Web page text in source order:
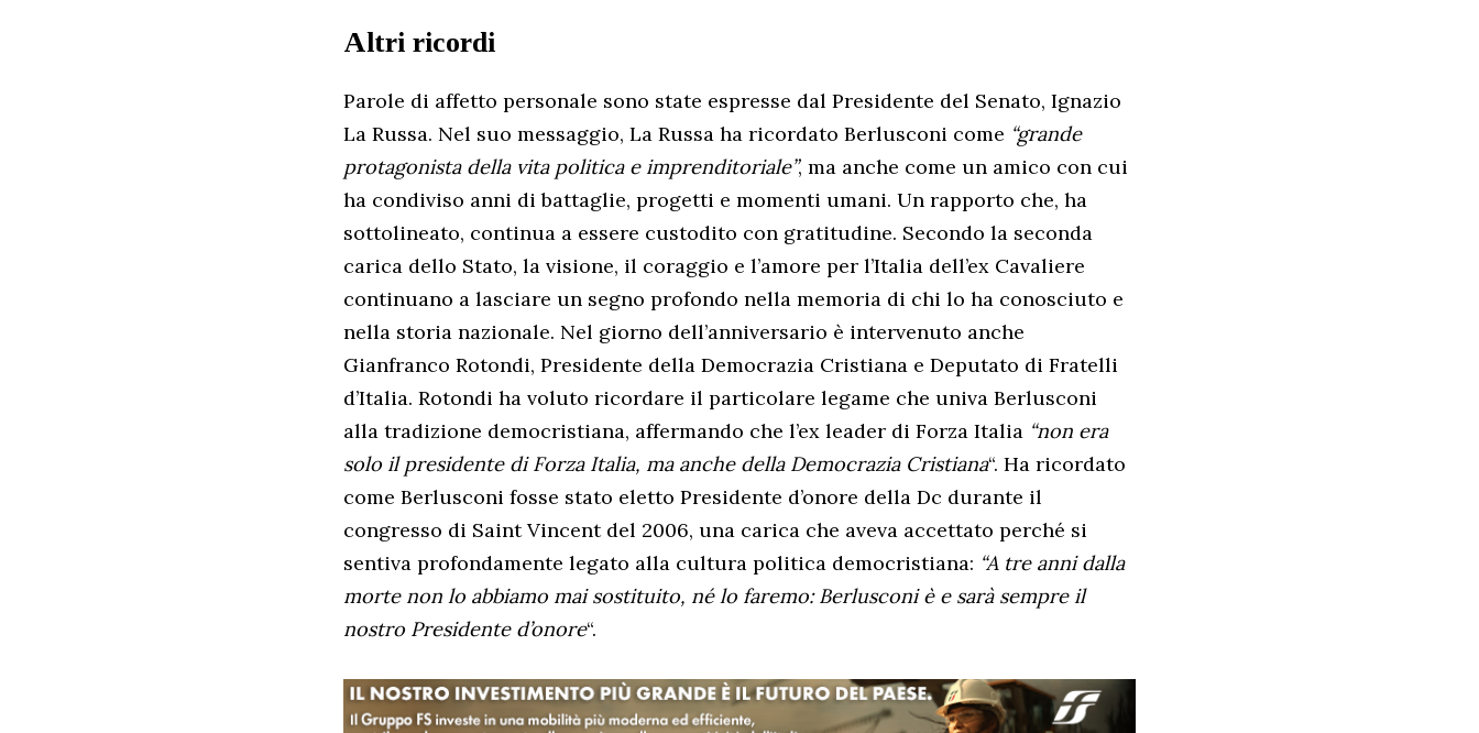
Altri ricordi
Parole di affetto personale sono state espresse dal Presidente del Senato, Ignazio
La Russa. Nel suo messaggio, La Russa ha ricordato Berlusconi come “grande
protagonista della vita politica e imprenditoriale”, ma anche come un amico con cui
ha condiviso anni di battaglie, progetti e momenti umani. Un rapporto che, ha
sottolineato, continua a essere custodito con gratitudine. Secondo la seconda
carica dello Stato, la visione, il coraggio e l’amore per l’Italia dell’ex Cavaliere
continuano a lasciare un segno profondo nella memoria di chi lo ha conosciuto e
nella storia nazionale. Nel giorno dell’anniversario è intervenuto anche
Gianfranco Rotondi, Presidente della Democrazia Cristiana e Deputato di Fratelli
d’Italia. Rotondi ha voluto ricordare il particolare legame che univa Berlusconi
alla tradizione democristiana, affermando che l’ex leader di Forza Italia “non era
solo il presidente di Forza Italia, ma anche della Democrazia Cristiana“. Ha ricordato
come Berlusconi fosse stato eletto Presidente d’onore della Dc durante il
congresso di Saint Vincent del 2006, una carica che aveva accettato perché si
sentiva profondamente legato alla cultura politica democristiana: “A tre anni dalla
morte non lo abbiamo mai sostituito, né lo faremo: Berlusconi è e sarà sempre il
nostro Presidente d’onore“.